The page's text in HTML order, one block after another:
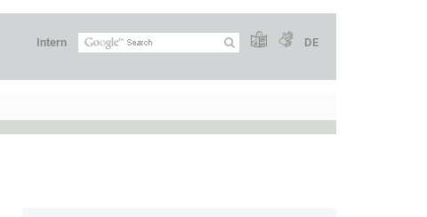
Intern DE